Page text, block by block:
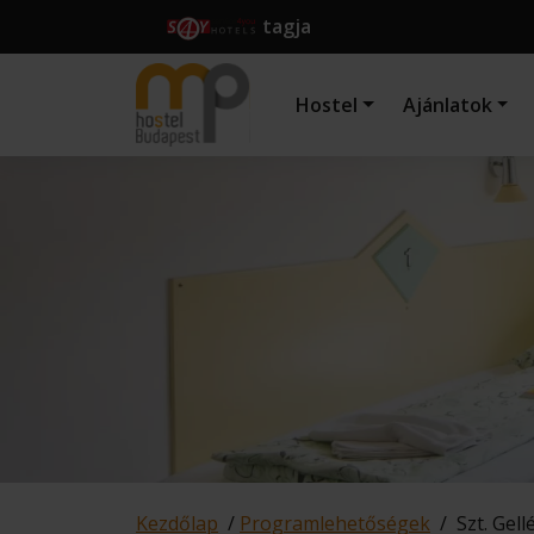
tagja
Hostel Ajánlatok
Kezdőlap / Programlehetőségek / Szt.